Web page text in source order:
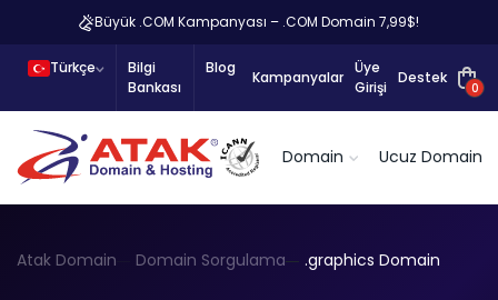
Büyük .COM Kampanyası – .COM Domain 7,99$!
Türkçe
Bilgi
Bankası
Blog
Kampanyalar
Üye
Girişi
Destek
0
Domain Ucuz Domain
Atak Domain Domain Sorgulama .graphics Domain